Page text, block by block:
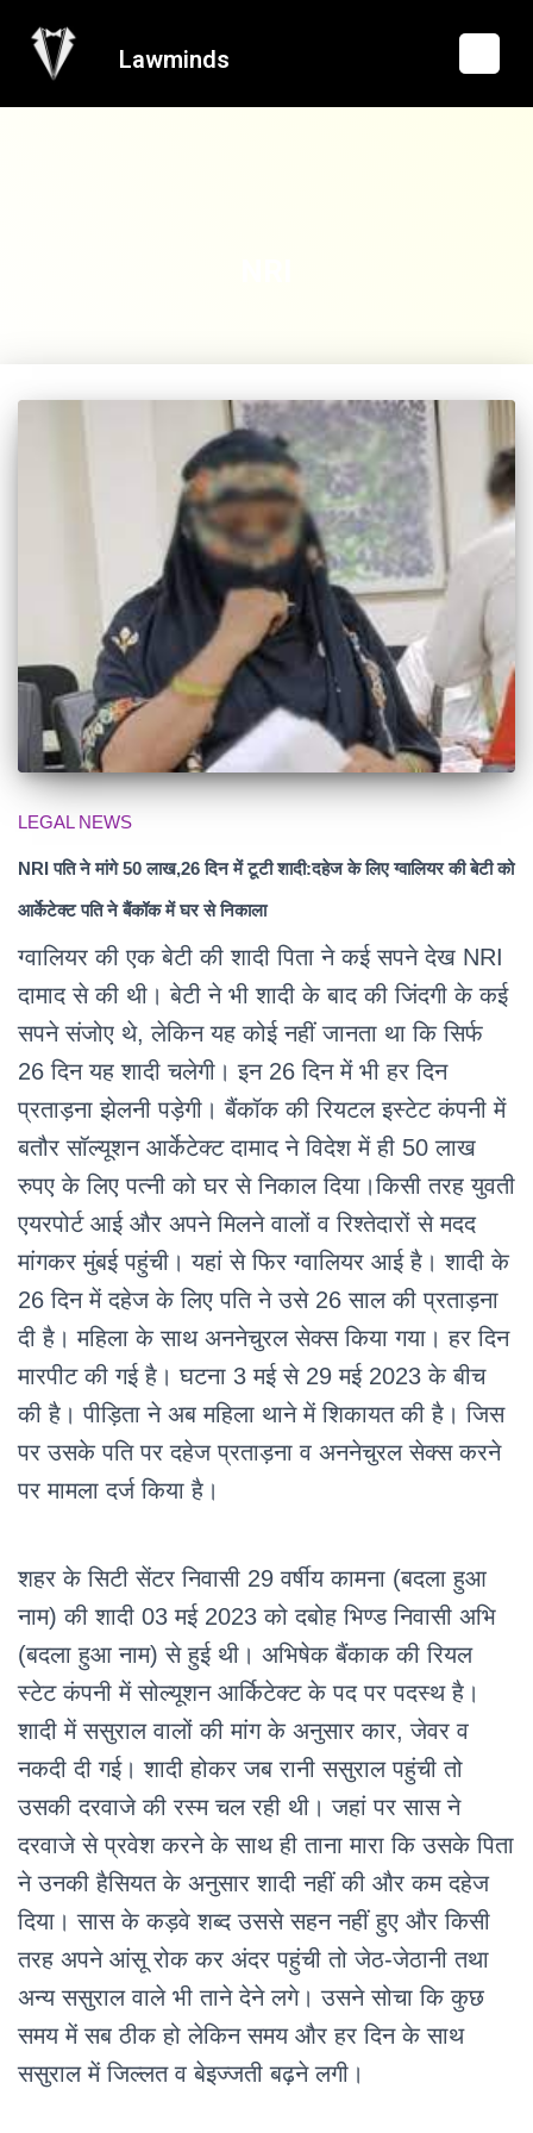
Lawminds
LEGAL NEWS
NRI पति ने मांगे 50 लाख,26 दिन में टूटी शादी:दहेज के लिए ग्वालियर की बेटी को
आर्केटेक्ट पति ने बैंकॉक में घर से निकाला
ग्वालियर की एक बेटी की शादी पिता ने कई सपने देख NRI
दामाद से की थी। बेटी ने भी शादी के बाद की जिंदगी के कई
सपने संजोए थे, लेकिन यह कोई नहीं जानता था कि सिर्फ
26 दिन यह शादी चलेगी। इन 26 दिन में भी हर दिन
प्रताड़ना झेलनी पड़ेगी। बैंकॉक की रियटल इस्टेट कंपनी में
बतौर सॉल्यूशन आर्केटेक्ट दामाद ने विदेश में ही 50 लाख
रुपए के लिए पत्नी को घर से निकाल दिया।किसी तरह युवती
एयरपोर्ट आई और अपने मिलने वालों व रिश्तेदारों से मदद
मांगकर मुंबई पहुंची। यहां से फिर ग्वालियर आई है। शादी के
26 दिन में दहेज के लिए पति ने उसे 26 साल की प्रताड़ना
दी है। महिला के साथ अननेचुरल सेक्स किया गया। हर दिन
मारपीट की गई है। घटना 3 मई से 29 मई 2023 के बीच
की है। पीड़िता ने अब महिला थाने में शिकायत की है। जिस
पर उसके पति पर दहेज प्रताड़ना व अननेचुरल सेक्स करने
पर मामला दर्ज किया है।
शहर के सिटी सेंटर निवासी 29 वर्षीय कामना (बदला हुआ
नाम) की शादी 03 मई 2023 को दबोह भिण्ड निवासी अभि
(बदला हुआ नाम) से हुई थी। अभिषेक बैंकाक की रियल
स्टेट कंपनी में सोल्यूशन आर्किटेक्ट के पद पर पदस्थ है।
शादी में ससुराल वालों की मांग के अनुसार कार, जेवर व
नकदी दी गई। शादी होकर जब रानी ससुराल पहुंची तो
उसकी दरवाजे की रस्म चल रही थी। जहां पर सास ने
दरवाजे से प्रवेश करने के साथ ही ताना मारा कि उसके पिता
ने उनकी हैसियत के अनुसार शादी नहीं की और कम दहेज
दिया। सास के कड़वे शब्द उससे सहन नहीं हुए और किसी
तरह अपने आंसू रोक कर अंदर पहुंची तो जेठ-जेठानी तथा
अन्य ससुराल वाले भी ताने देने लगे। उसने सोचा कि कुछ
समय में सब ठीक हो लेकिन समय और हर दिन के साथ
ससुराल में जिल्लत व बेइज्जती बढ़ने लगी।